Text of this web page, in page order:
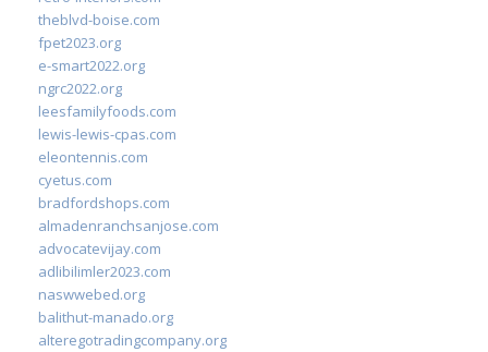
theblvd-boise.com
fpet2023.org
e-smart2022.org
ngrc2022.org
leesfamilyfoods.com
lewis-lewis-cpas.com
eleontennis.com
cyetus.com
bradfordshops.com
almadenranchsanjose.com
advocatevijay.com
adlibilimler2023.com
naswwebed.org
balithut-manado.org
alteregotradingcompany.org